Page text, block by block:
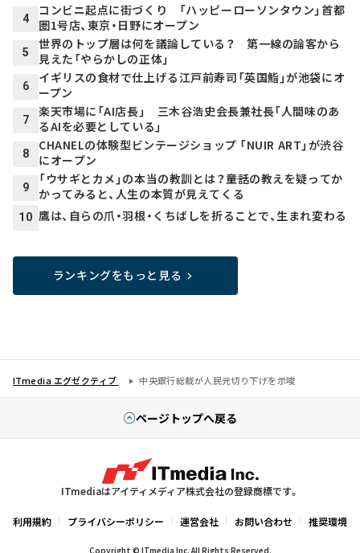
4
コンビニ起点に街づくり 「ハッピーローソンタウン」首都
圏1号店、東京・日野にオープン
5
世界のトップ層は何を議論している？ 第一線の論客から
見えた「やらかしの正体」
6
イギリスの食材で仕上げる江戸前寿司「英国鮨」が池袋にオ
ープン
7
楽天市場に「AI店長」 三木谷浩史会長兼社長「人間味のあ
るAIを必要としている」
8
CHANELの体験型ビンテージショップ 「NUIR ART」が渋谷
にオープン
9
「ウサギとカメ」の本当の教訓とは？――童話の教えを疑ってか
かってみると、人生の本質が見えてくる
10 鷹は、自らの爪・羽根・くちばしを折ることで、生まれ変わる
ランキングをもっと見る
ITmedia エグゼクティブ 中央銀行総裁が人民元切り下げを示唆
ページトップへ戻る
ITmediaはアイティメディア株式会社の登録商標です。
利用規約 プライバシーポリシー 運営会社 お問い合わせ 推奨環境
Copyright © ITmedia Inc. All Rights Reserved.